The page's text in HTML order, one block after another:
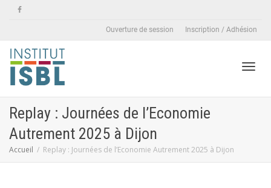
Ouverture de session Inscription / Adhésion
Replay : Journées de l’Economie
Autrement 2025 à Dijon
Accueil Replay : Journées de l’Economie Autrement 2025 à Dijon